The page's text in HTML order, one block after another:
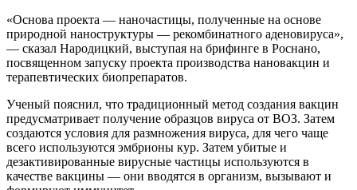
«Основа проекта — наночастицы, полученные на основе
природной наноструктуры — рекомбинатного аденовируса»,
— сказал Народицкий, выступая на брифинге в Роснано,
посвященном запуску проекта производства нановакцин и
терапевтических биопрепаратов.
Ученый пояснил, что традиционный метод создания вакцин
предусматривает получение образцов вируса от ВОЗ. Затем
создаются условия для размножения вируса, для чего чаще
всего используются эмбрионы кур. Затем убитые и
дезактивированные вирусные частицы используются в
качестве вакцины — они вводятся в организм, вызывают и